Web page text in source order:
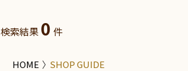
検索結果 0 件
HOME SHOP GUIDE